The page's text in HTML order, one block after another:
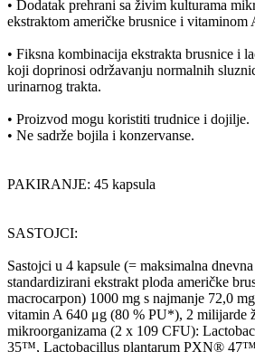
• Dodatak prehrani sa živim kulturama
ekstraktom američke brusnice i vitaminom
• Fiksna kombinacija ekstrakta brusnice i
koji doprinosi održavanju normalnih
urinarnog trakta.
• Proizvod mogu koristiti trudnice i dojilje.
• Ne sadrže bojila i konzervanse.
PAKIRANJE: 45 kapsula
SASTOJCI:
Sastojci u 4 kapsule (= maksimalna
standardizirani ekstrakt ploda američke
macrocarpon) 1000 mg s najmanje 72,0
vitamin A 640 μg (80 % PU*), 2 milijarde
mikroorganizama (2 x 109 CFU):
35™, Lactobacillus plantarum PXN®